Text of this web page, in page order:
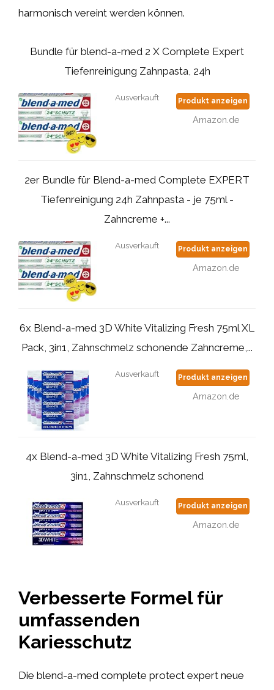
harmonisch vereint werden können.
Bundle für blend-a-med 2 X Complete Expert
Tiefenreinigung Zahnpasta, 24h
Ausverkauft Produkt anzeigen
Amazon.de
2er Bundle für Blend-a-med Complete EXPERT
Tiefenreinigung 24h Zahnpasta - je 75ml -
Zahncreme +...
Ausverkauft Produkt anzeigen
Amazon.de
6x Blend-a-med 3D White Vitalizing Fresh 75ml XL
Pack, 3in1, Zahnschmelz schonende Zahncreme,...
Ausverkauft Produkt anzeigen
Amazon.de
4x Blend-a-med 3D White Vitalizing Fresh 75ml,
3in1, Zahnschmelz schonend
Ausverkauft Produkt anzeigen
Amazon.de
Verbesserte Formel für
umfassenden
Kariesschutz
Die blend-a-med complete protect expert neue